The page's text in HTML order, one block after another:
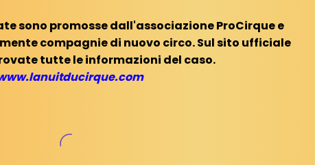
sono promosse dall'associazione ProCirque e
compagnie di nuovo circo. Sul sito ufficiale
tutte le informazioni del caso.